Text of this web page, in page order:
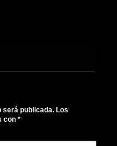
será publicada. Los
con *